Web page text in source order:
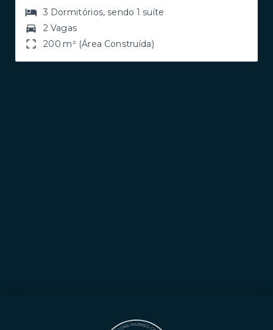
3 Dormitórios, sendo1 suíte
2 Vagas
200 m² (Área Construída)